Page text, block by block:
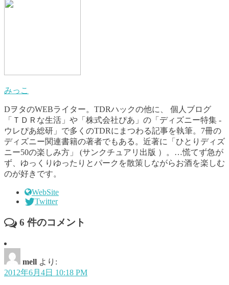
みっこ
DヲタのWEBライター。TDRハックの他に、 個人ブログ
「ＴＤＲな生活」や「株式会社ぴあ」の「ディズニー特集 -
ウレぴあ総研」で多くのTDRにまつわる記事を執筆。7冊の
ディズニー関連書籍の著者でもある。近著に「ひとりディズ
ニー50の楽しみ方」 (サンクチュアリ出版 ）。…慌てず急が
ず、ゆっくりゆったりとパークを散策しながらお酒を楽しむ
のが好きです。
WebSite
Twitter
6 件のコメント
mell より:
2012年6月4日 10:18 PM